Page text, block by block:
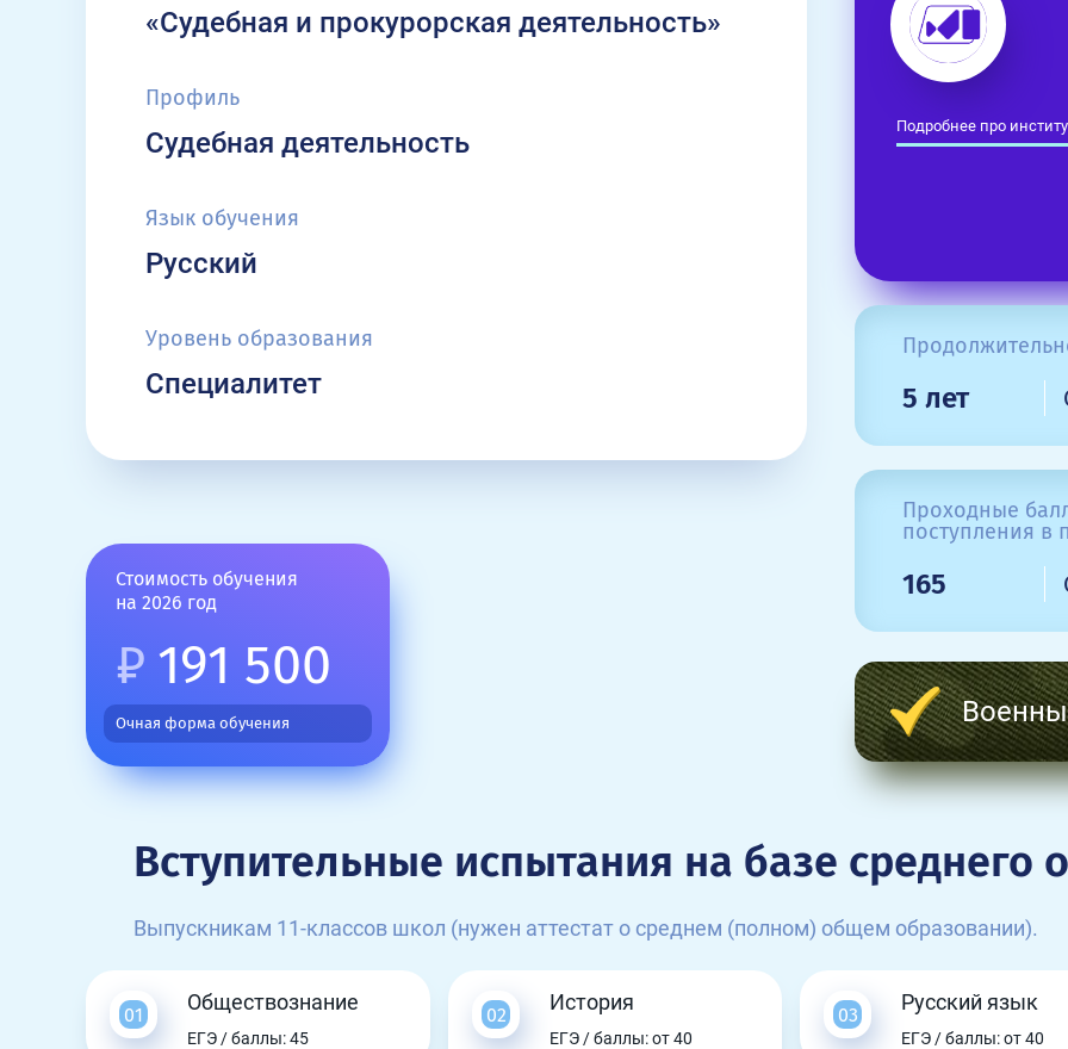
«Судебная и прокурорская деятельность»
Профиль
Судебная деятельность
Язык обучения
Русский
Уровень образования
Специалитет
Стоимость обучения
на 2026 год
₽ 191 500
Очная форма обучения
Подробнее про
5 лет
Проходные
поступления в
165
Вступительные испытания на базе среднего
Выпускникам 11-классов школ (нужен аттестат о среднем (полном) общем образовании).
Обществознание
ЕГЭ / баллы: 45
История
ЕГЭ / баллы: от 40
Русский язык
ЕГЭ / баллы: от 40